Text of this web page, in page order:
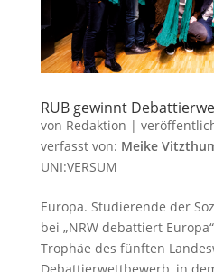
RUB gewinnt
von Redaktion |
verfasst von: Meike
UNI:VERSUM
Europa. Studierende der
bei „NRW debattiert
Trophäe des fünften